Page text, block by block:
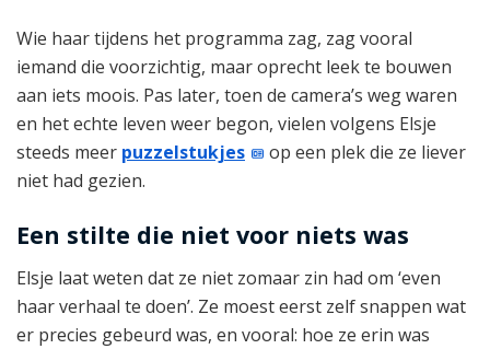
Wie haar tijdens het programma zag, zag vooral
iemand die voorzichtig, maar oprecht leek te bouwen
aan iets moois. Pas later, toen de camera’s weg waren
en het echte leven weer begon, vielen volgens Elsje
steeds meer puzzelstukjes
op een plek die ze liever
niet had gezien.
Een stilte die niet voor niets was
Elsje laat weten dat ze niet zomaar zin had om ‘even
haar verhaal te doen’. Ze moest eerst zelf snappen wat
er precies gebeurd was, en vooral: hoe ze erin was